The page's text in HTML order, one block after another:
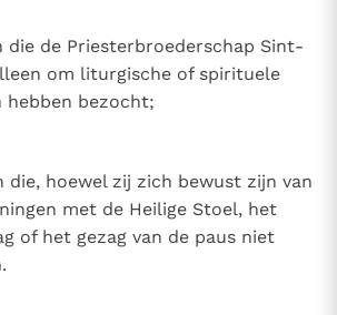
die de Priesterbroederschap Sint-
om liturgische of spirituele
hebben bezocht;
die, hoewel zij zich bewust zijn van
met de Heilige Stoel, het
of het gezag van de paus niet